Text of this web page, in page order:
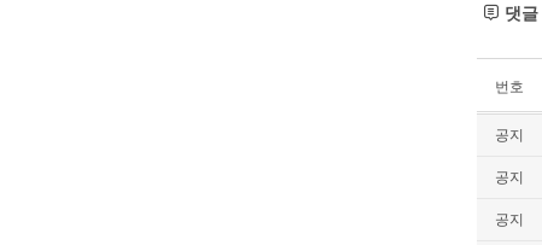
댓글
번호
공지
공지
공지